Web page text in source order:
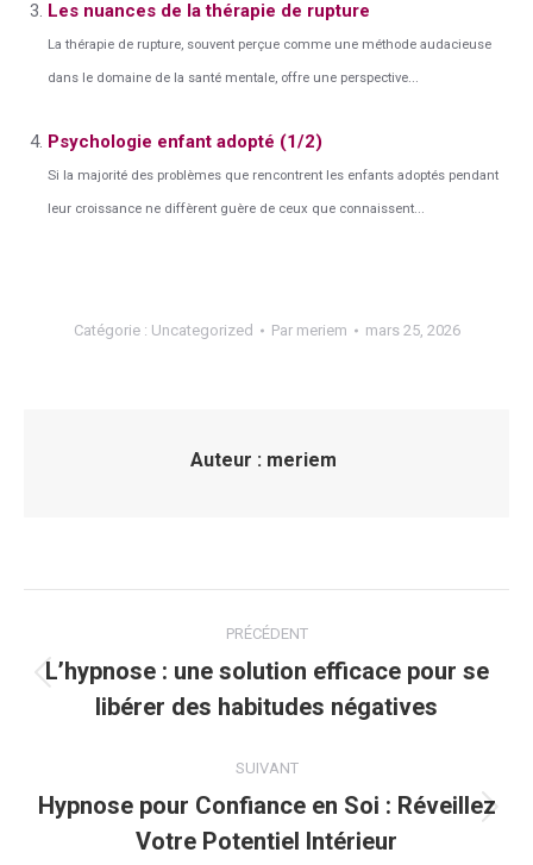
Les nuances de la thérapie de rupture
La thérapie de rupture, souvent perçue comme une méthode audacieuse
dans le domaine de la santé mentale, offre une perspective...
Psychologie enfant adopté (1/2)
Si la majorité des problèmes que rencontrent les enfants adoptés pendant
leur croissance ne diffèrent guère de ceux que connaissent...
Catégorie : Uncategorized Par meriem mars 25, 2026
Auteur : meriem
article
PRÉCÉDENT
Article
précédent
L’hypnose : une solution efficace pour se
libérer des habitudes négatives
SUIVANT
Article
suivant
Hypnose pour Confiance en Soi : Réveillez
Votre Potentiel Intérieur